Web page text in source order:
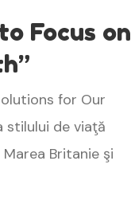
Focus on
for Our
stilului de viaţă
Britanie şi